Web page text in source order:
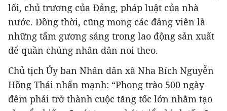
lối, chủ trương của Đảng, pháp luật của nhà
nước. Đồng thời, cũng mong các đảng viên là
những tấm gương sáng trong lao động sản xuất
để quần chúng nhân dân noi theo.
Chủ tịch Ủy ban Nhân dân xã Nha Bích Nguyễn
Hồng Thái nhấn mạnh: “Phong trào 500 ngày
đêm phải trở thành cuộc tăng tốc lớn nhằm tạo